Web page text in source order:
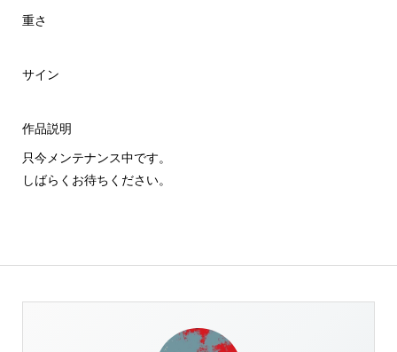
重さ
サイン
作品説明
只今メンテナンス中です。
しばらくお待ちください。